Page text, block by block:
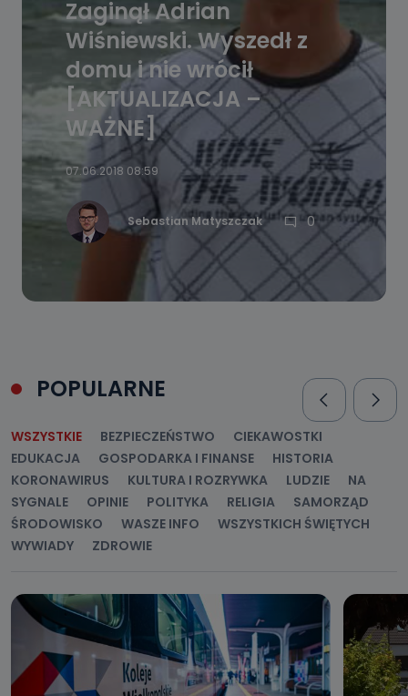
Zaginął Adrian
Wiśniewski. Wyszedł z
domu i nie wrócił
[AKTUALIZACJA –
WAŻNE]
07.06.2018 08:59
Sebastian Matyszczak 0
POPULARNE
WSZYSTKIE BEZPIECZEŃSTWO
CIEKAWOSTKI
EDUKACJA
GOSPODARKA I FINANSE
HISTORIA
KORONAWIRUS
KULTURA I ROZRYWKA LUDZIE
NA
SYGNALE
OPINIE POLITYKA RELIGIA
SAMORZĄD
ŚRODOWISKO
WASZE INFO
WSZYSTKICH ŚWIĘTYCH
WYWIADY
ZDROWIE